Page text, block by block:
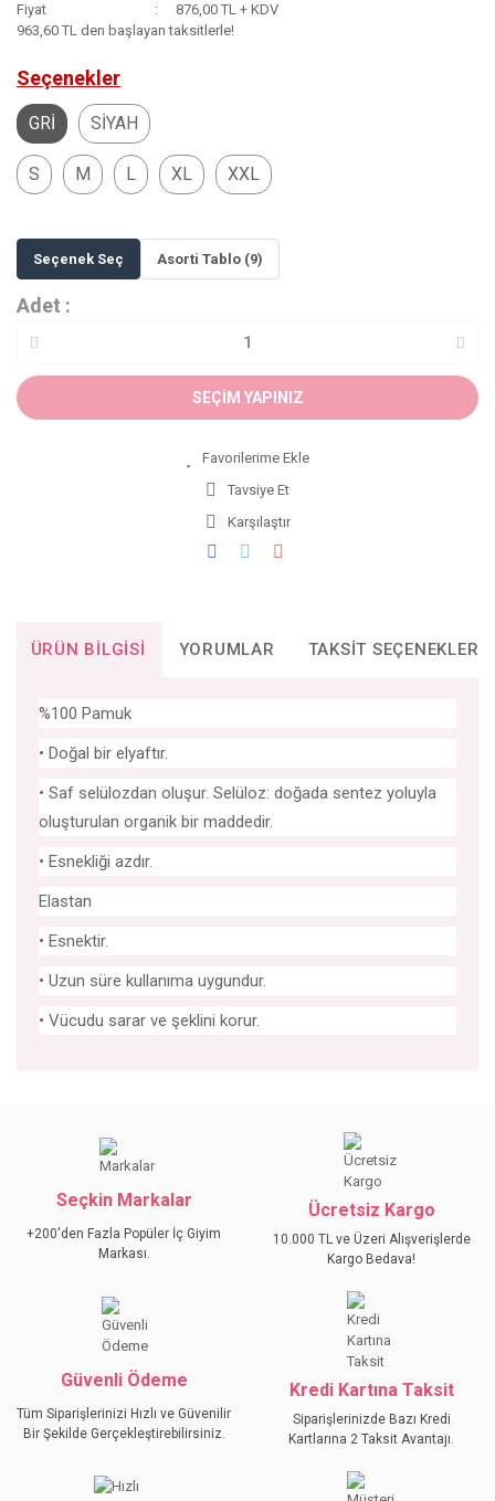
Fiyat
876,00 TL + KDV
963,60 TL den başlayan taksitlerle!
Seçenekler
GRİ SİYAH
S M L XL XXL
Seçenek Seç Asorti Tablo (9)
Adet :
SEÇİM YAPINIZ
Tavsiye Et
Karşılaştır
ÜRÜN BILGISI YORUMLAR TAKSIT SEÇENEKLERI
%100 Pamuk
• Doğal bir elyaftır.
• Saf selülozdan oluşur. Selüloz: doğada sentez yoluyla
oluşturulan organik bir maddedir.
• Esnekliği azdır.
Elastan
• Esnektir.
• Uzun süre kullanıma uygundur.
• Vücudu sarar ve şeklini korur.
kullanarak tarafımıza iletebilirsiniz.
Görüş ve önerileriniz için teşekkür ederiz.
Ürün açıklamasında eksik bilgiler bulunuyor.
Ürün fiyatı diğer sitelerden daha pahalı.
Bu ürüne benzer farklı alternatifler olmalı.
Seçkin Markalar
+200'den Fazla Popüler İç Giyim
Markası.
Ücretsiz Kargo
10.000 TL ve Üzeri Alışverişlerde
Kargo Bedava!
Güvenli Ödeme
Tüm Siparişlerinizi Hızlı ve Güvenilir
Bir Şekilde Gerçekleştirebilirsiniz.
Kredi Kartına Taksit
Siparişlerinizde Bazı Kredi
Kartlarına 2 Taksit Avantajı.